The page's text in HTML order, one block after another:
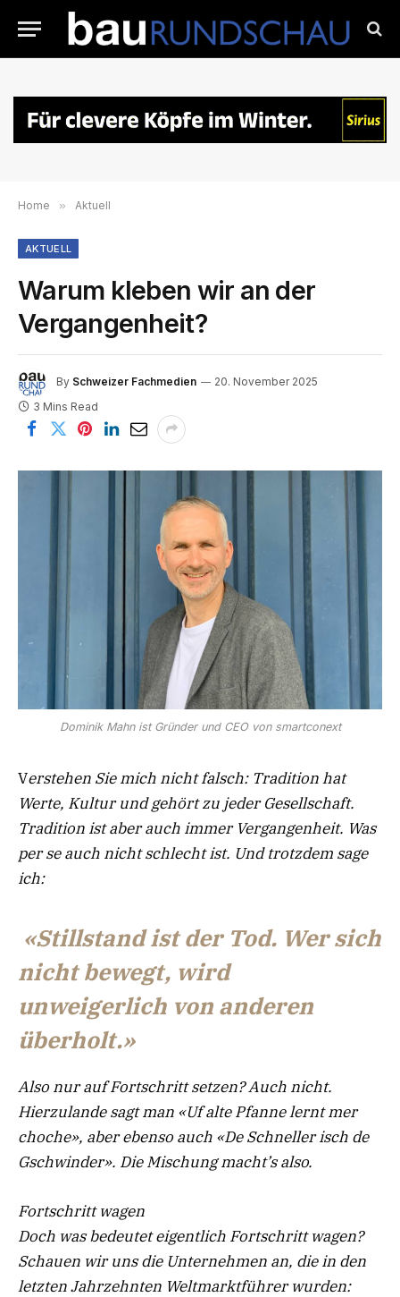
Home » Aktuell
AKTUELL
Warum kleben wir an der
Vergangenheit?
By Schweizer Fachmedien
20. November 2025
3 Mins Read
Dominik Mahn ist Gründer und CEO von smartconext
Verstehen Sie mich nicht falsch: Tradition hat
Werte, Kultur und gehört zu jeder Gesellschaft.
Tradition ist aber auch immer Vergangenheit. Was
per se auch nicht schlecht ist. Und trotzdem sage
ich:
«Stillstand ist der Tod. Wer sich
nicht bewegt, wird
unweigerlich von anderen
überholt.»
Also nur auf Fortschritt setzen? Auch nicht.
Hierzulande sagt man «Uf alte Pfanne lernt mer
choche», aber ebenso auch «De Schneller isch de
Gschwinder». Die Mischung macht’s also.
Fortschritt wagen
Doch was bedeutet eigentlich Fortschritt wagen?
Schauen wir uns die Unternehmen an, die in den
letzten Jahrzehnten Weltmarktführer wurden: